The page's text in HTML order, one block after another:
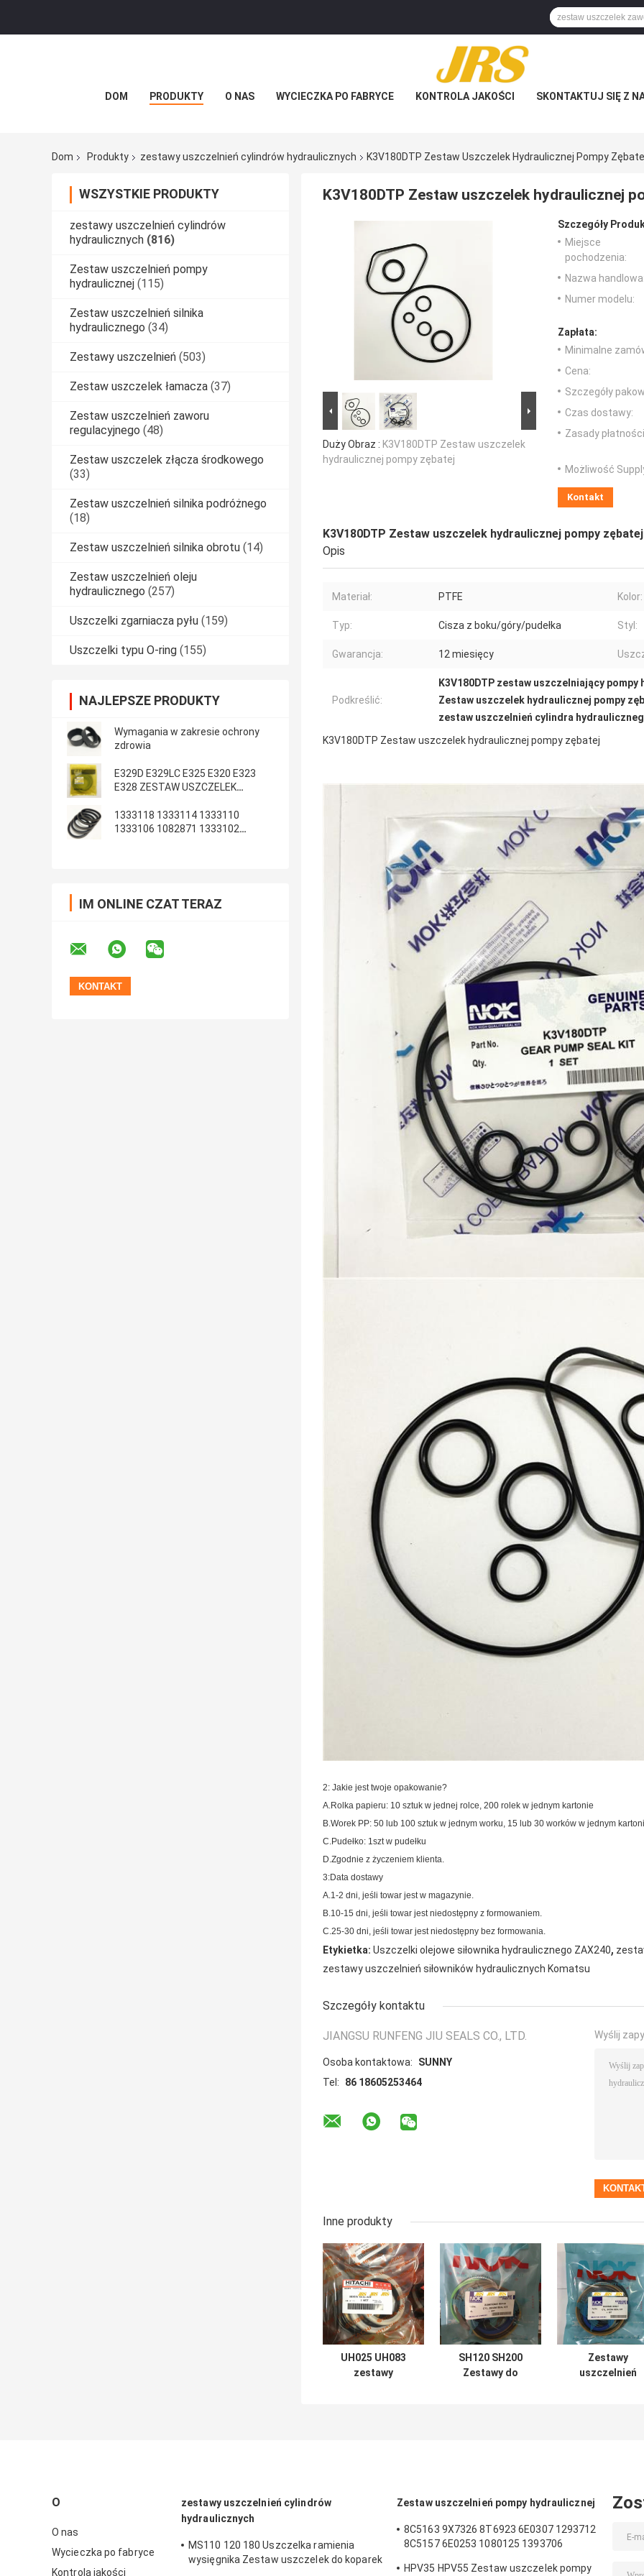
DOM PRODUKTY O NAS WYCIECZKA PO FABRYCE KONTROLA JAKOŚCI SKONTAKTUJ SIĘ Z
Dom Produkty zestawy uszczelnień cylindrów hydraulicznych K3V180DTP Zestaw Uszczelek Hydraulicznej Pompy
WSZYSTKIE PRODUKTY
zestawy uszczelnień cylindrów
hydraulicznych (816)
Zestaw uszczelnień pompy
hydraulicznej (115)
Zestaw uszczelnień silnika
hydraulicznego (34)
Zestawy uszczelnień (503)
Zestaw uszczelek łamacza (37)
Zestaw uszczelnień zaworu
regulacyjnego (48)
Zestaw uszczelek złącza środkowego
(33)
Zestaw uszczelnień silnika podróżnego
(18)
Zestaw uszczelnień silnika obrotu (14)
Zestaw uszczelnień oleju
hydraulicznego (257)
Uszczelki zgarniacza pyłu (159)
Uszczelki typu O-ring (155)
NAJLEPSZE PRODUKTY
Wymagania w zakresie ochrony
zdrowia
E329D E329LC E325 E320 E323
E328 ZESTAW USZCZELEK
1333118 1333114 1333110
1333106 1082871 1333102
IM ONLINE CZAT TERAZ
K3V180DTP Zestaw uszczelek hydraulicznej
Duży Obraz : K3V180DTP Zestaw uszczelek
hydraulicznej pompy zębatej
Szczegóły
Miejsce
pochodzenia:
Nazwa
Numer modelu:
Zapłata:
Minimalne
Cena:
Szczegóły
Czas dostawy:
Zasady
Możliwość
Kontakt
K3V180DTP Zestaw uszczelek hydraulicznej pompy zębatej
Opis
Materiał: PTFE Kolor:
Typ: Cisza z boku/góry/pudełka Styl:
Gwarancja: 12 miesięcy
Podkreślić:
K3V180DTP zestaw uszczelniający pompy
Zestaw uszczelek hydraulicznej pompy
zestaw uszczelnień cylindra
K3V180DTP Zestaw uszczelek hydraulicznej pompy zębatej
2: Jakie jest twoje opakowanie?
A.Rolka papieru: 10 sztuk w jednej rolce, 200 rolek w jednym kartonie
B.Worek PP: 50 lub 100 sztuk w jednym worku, 15 lub 30 worków w jednym
C.Pudełko: 1szt w pudełku
D.Zgodnie z życzeniem klienta.
3:Data dostawy
A.1-2 dni, jeśli towar jest w magazynie.
B.10-15 dni, jeśli towar jest niedostępny z formowaniem.
C.25-30 dni, jeśli towar jest niedostępny bez formowania.
Etykietka: Uszczelki olejowe siłownika hydraulicznego ZAX240,
zestawy uszczelnień siłowników hydraulicznych Komatsu
Szczegóły kontaktu
JIANGSU RUNFENG JIU SEALS CO., LTD.
Osoba kontaktowa:
SUNNY
Tel:
86 18605253464
Wyślij
Inne produkty
UH025 UH083
zestawy
SH120 SH200
Zestawy do
Zestawy
uszczelnień
O
O nas
Wycieczka po fabryce
Kontrola jakości
zestawy uszczelnień cylindrów
hydraulicznych
MS110 120 180 Uszczelka ramienia
wysięgnika Zestaw uszczelek do koparek
Zestaw uszczelnień pompy hydraulicznej
8C5163 9X7326 8T6923 6E0307 1293712
8C5157 6E0253 1080125 1393706
1214185 1301857 0996998
HPV35 HPV55 Zestaw uszczelek pompy